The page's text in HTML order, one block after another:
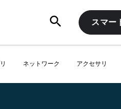
スマー
ネットワーク アクセサリ